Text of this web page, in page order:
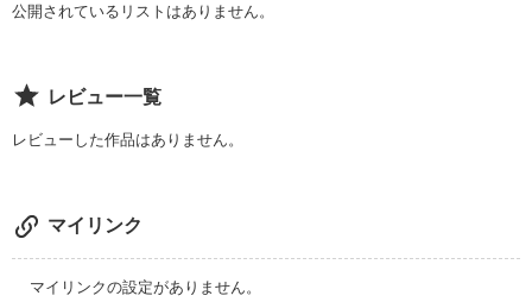
×
2人が笑ってくれれば幸せ。
もしも
私が遠くに行っても
公開されているリストはありません。
レビュー一覧
レビューした作品はありません。
マイリンク
マイリンクの設定がありません。